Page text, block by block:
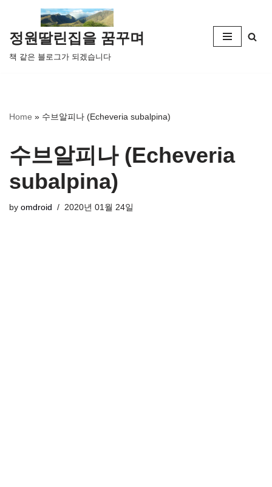
콘
텐
츠
뛰
정원딸린집을 꿈꾸며
책 같은 블로그가 되겠습니다
Home » 수브알피나 (Echeveria subalpina)
수브알피나 (Echeveria
subalpina)
by omdroid 2020년 01월 24일